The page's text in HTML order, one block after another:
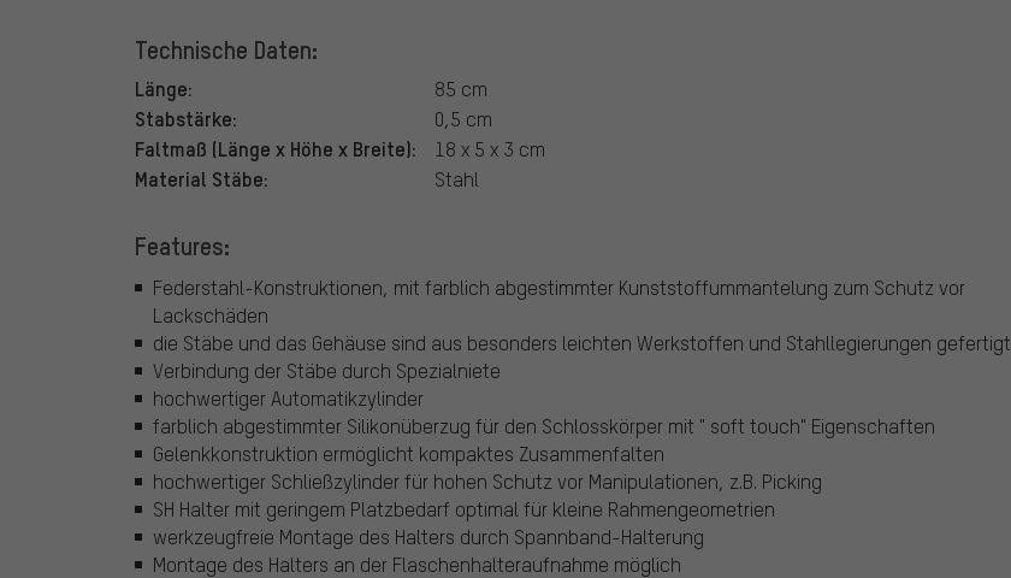
Technische Daten:
Länge: 85 cm
Stabstärke: 0,5 cm
Faltmaß (Länge x Höhe x Breite): 18 x 5 x 3 cm
Material Stäbe: Stahl
Features:
Federstahl-Konstruktionen, mit farblich abgestimmter Kunststoffummantelung zum Schutz vor
Lackschäden
die Stäbe und das Gehäuse sind aus besonders leichten Werkstoffen und Stahllegierungen gefertigt
Verbindung der Stäbe durch Spezialniete
hochwertiger Automatikzylinder
farblich abgestimmter Silikonüberzug für den Schlosskörper mit " soft touch" Eigenschaften
Gelenkkonstruktion ermöglicht kompaktes Zusammenfalten
hochwertiger Schließzylinder für hohen Schutz vor Manipulationen, z.B. Picking
SH Halter mit geringem Platzbedarf optimal für kleine Rahmengeometrien
werkzeugfreie Montage des Halters durch Spannband-Halterung
Montage des Halters an der Flaschenhalteraufnahme möglich